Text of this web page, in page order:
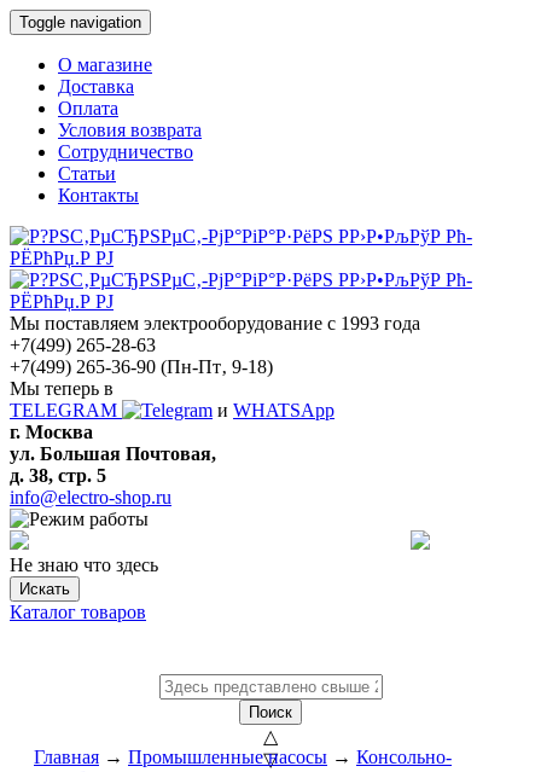
Toggle navigation
О магазине
Доставка
Оплата
Условия возврата
Сотрудничество
Статьи
Контакты
Мы поставляем электрооборудование с 1993 года
+7(499) 265-28-63
+7(499) 265-36-90 (Пн-Пт‚ 9-18)
Мы теперь в
TELEGRAM
и WHATSApp
г. Москва
ул. Большая Почтовая,
д. 38, стр. 5
info@electro-shop.ru
Не знаю что здесь
Искать
Каталог товаров
Поиск
△
▽
Главная → Промышленные насосы → Консольно-